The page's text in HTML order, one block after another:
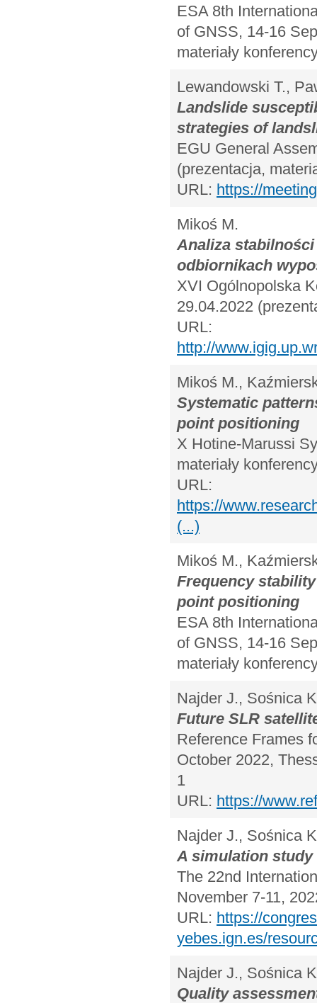
ESA 8th
of GNSS, 14-16
materiały
Lewandowski T.,
Landslide
strategies of
EGU General
(prezentacja,
URL: https://
Mikoś M.
Analiza stabilności
odbiornikach
XVI Ogólnopolska
29.04.2022
URL:
http://
Mikoś M.,
Systematic
point positioning
X Hotine-Marussi
materiały
URL:
https://
(...)
Mikoś M.,
Frequency
point positioning
ESA 8th
of GNSS, 14-16
materiały
Najder J., Sośnica
Future SLR
Reference Frames
October 2022,
1
URL: https://
Najder J., Sośnica
A simulation
The 22nd
November 7-11,
URL: https://
yebes.ign.es/
Najder J., Sośnica
Quality